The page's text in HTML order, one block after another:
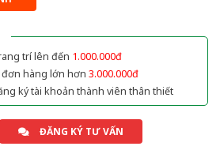
trí lên đến 1.000.000đ
đơn hàng lớn hơn 3.000.000đ
ký tài khoản thành viên thân thiết
ĐĂNG KÝ TƯ VẤN